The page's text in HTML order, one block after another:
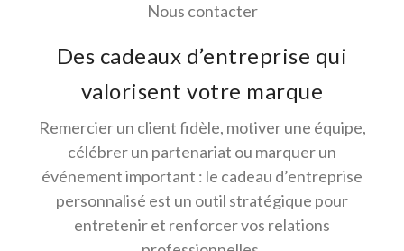
Nous contacter
Des cadeaux d’entreprise qui
valorisent votre marque
Remercier un client fidèle, motiver une équipe,
célébrer un partenariat ou marquer un
événement important : le cadeau d’entreprise
personnalisé est un outil stratégique pour
entretenir et renforcer vos relations